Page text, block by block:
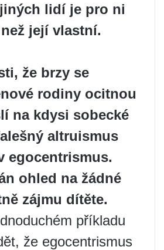
lidí je pro ni
její vlastní.
že brzy se
rodiny ocitnou
na kdysi sobecké
altruismus
egocentrismus.
ohled na žádné
zájmu dítěte.
příkladu
že egocentrismus